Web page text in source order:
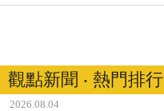
觀點新聞 ‧ 熱門排行
2026.08.04